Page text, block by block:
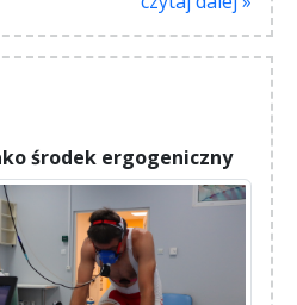
środek ergogeniczny